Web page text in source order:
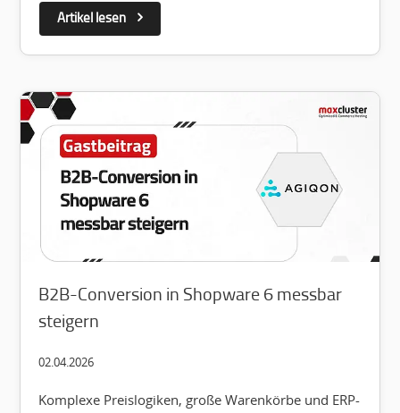
Artikel lesen
B2B-Conversion in Shopware 6 messbar
steigern
02.04.2026
Komplexe Preislogiken, große Warenkörbe und ERP-